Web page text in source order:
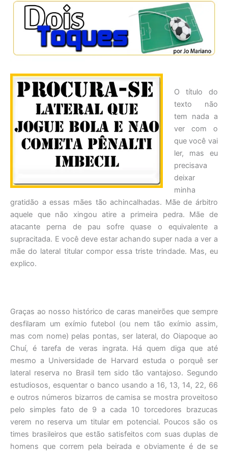
O título do
texto não
tem nada a
ver com o
que você vai
ler, mas eu
precisava
deixar
minha
gratidão a essas mães tão achincalhadas. Mãe de árbitro
aquele que não xingou atire a primeira pedra. Mãe de
atacante perna de pau sofre quase o equivalente a
supracitada. E você deve estar achando super nada a ver a
mãe do lateral titular compor essa triste trindade. Mas, eu
explico.
Graças ao nosso histórico de caras maneirões que sempre
desfilaram um exímio futebol (ou nem tão exímio assim,
mas com nome) pelas pontas, ser lateral, do Oiapoque ao
Chuí, é tarefa de veras ingrata. Há quem diga que até
mesmo a Universidade de Harvard estuda o porquê ser
lateral reserva no Brasil tem sido tão vantajoso. Segundo
estudiosos, esquentar o banco usando a 16, 13, 14, 22, 66
e outros números bizarros de camisa se mostra proveitoso
pelo simples fato de 9 a cada 10 torcedores brazucas
verem no reserva um titular em potencial. Poucos são os
times brasileiros que estão satisfeitos com suas duplas de
homens que correm pela beirada e obviamente é de se